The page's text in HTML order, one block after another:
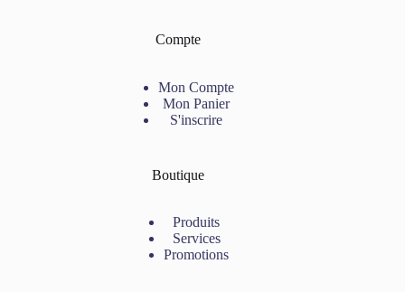
Compte
Mon Compte
Mon Panier
S'inscrire
Boutique
Produits
Services
Promotions